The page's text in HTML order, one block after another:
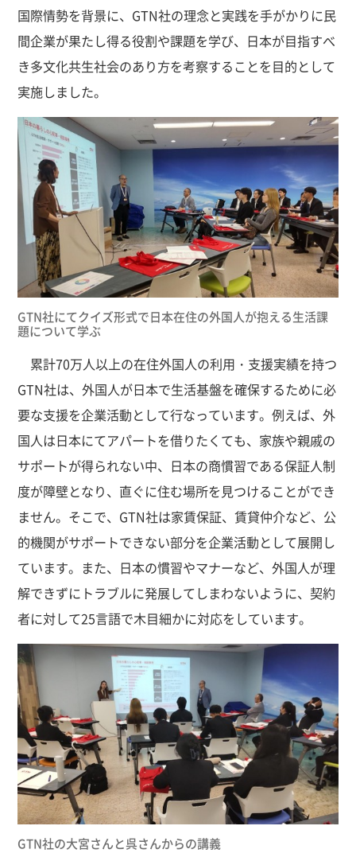
国際情勢を背景に、GTN社の理念と実践を手がかりに民
間企業が果たし得る役割や課題を学び、日本が目指すべ
き多文化共生社会のあり方を考察することを目的として
実施しました。
GTN社にてクイズ形式で日本在住の外国人が抱える生活課
題について学ぶ
累計70万人以上の在住外国人の利用・支援実績を持つ
GTN社は、外国人が日本で生活基盤を確保するために必
要な支援を企業活動として行なっています。例えば、外
国人は日本にてアパートを借りたくても、家族や親戚の
サポートが得られない中、日本の商慣習である保証人制
度が障壁となり、直ぐに住む場所を見つけることができ
ません。そこで、GTN社は家賃保証、賃貸仲介など、公
的機関がサポートできない部分を企業活動として展開し
ています。また、日本の慣習やマナーなど、外国人が理
解できずにトラブルに発展してしまわないように、契約
者に対して25言語で木目細かに対応をしています。
GTN社の大宮さんと呉さんからの講義